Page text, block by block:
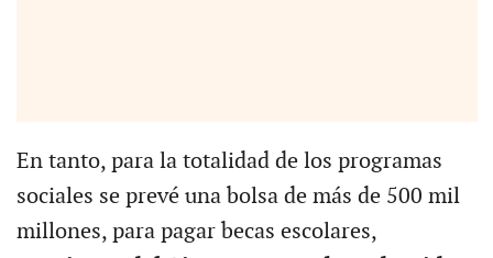
En tanto, para la totalidad de los programas
sociales se prevé una bolsa de más de 500 mil
millones, para pagar becas escolares,